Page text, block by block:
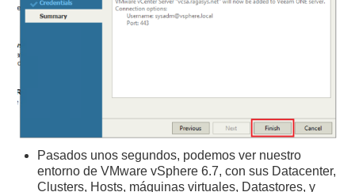
Pasados unos segundos, podemos ver nuestro
entorno de VMware vSphere 6.7, con sus Datacenter,
Clusters, Hosts, máquinas virtuales, Datastores, y